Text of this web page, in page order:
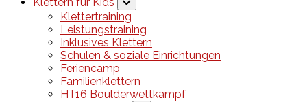
Klettertraining
Leistungstraining
Inklusives Klettern
Schulen & soziale Einrichtungen
Feriencamp
Familienklettern
HT16 Boulderwettkampf